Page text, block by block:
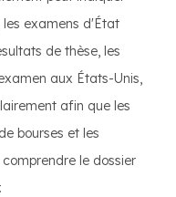
les examens d'État
de thèse, les
aux États-Unis,
afin que les
bourses et les
le dossier